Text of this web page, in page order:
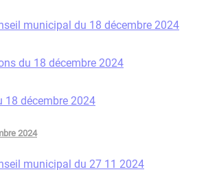
municipal du 18 décembre 2024
du 18 décembre 2024
18 décembre 2024
2024
municipal du 27 11 2024